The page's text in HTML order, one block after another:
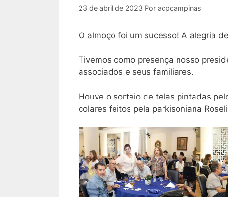
23 de abril de 2023 Por acpcampinas
O almoço foi um sucesso! A alegria
Tivemos como presença nosso
associados e seus familiares.
Houve o sorteio de telas pintadas
colares feitos pela parkisoniana